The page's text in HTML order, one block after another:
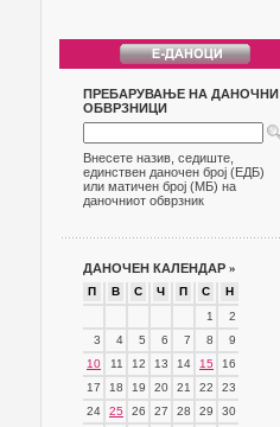
ПРЕБАРУВАЊЕ НА ДАНОЧНИ
ОБВРЗНИЦИ
Внесете назив, седиште,
единствен даночен број (ЕДБ)
или матичен број (МБ) на
даночниот обврзник
ДАНОЧЕН КАЛЕНДАР »
П В С Ч П С
Н
1
2
3
4 5 6 7 8
9
10
11 12 13 14 15
16
17
18 19 20 21 22
23
24
25 26 27 28 29
30